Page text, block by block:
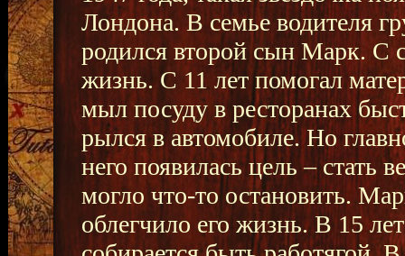
Лондона. В семье водителя
родился второй сын Марк. С
жизнь. С 11 лет помогал
мыл посуду в ресторанах
рылся в автомобиле. Но
него появилась цель – стать
могло что-то остановить.
облегчило его жизнь. В 15